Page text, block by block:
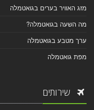
מזג האוויר בערים בגואטמלה
מה השעה בגואטמלה?
ערך מטבע בגואטמלה
מפת גואטמלה
שירותים